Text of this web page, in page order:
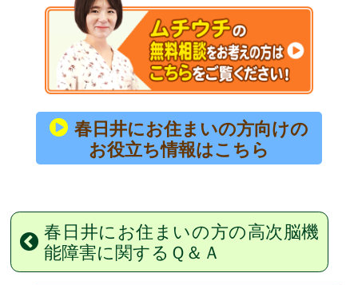
春日井にお住まいの方向けの
お役立ち情報はこちら
春日井にお住まいの方の高次脳機
能障害に関するＱ＆Ａ